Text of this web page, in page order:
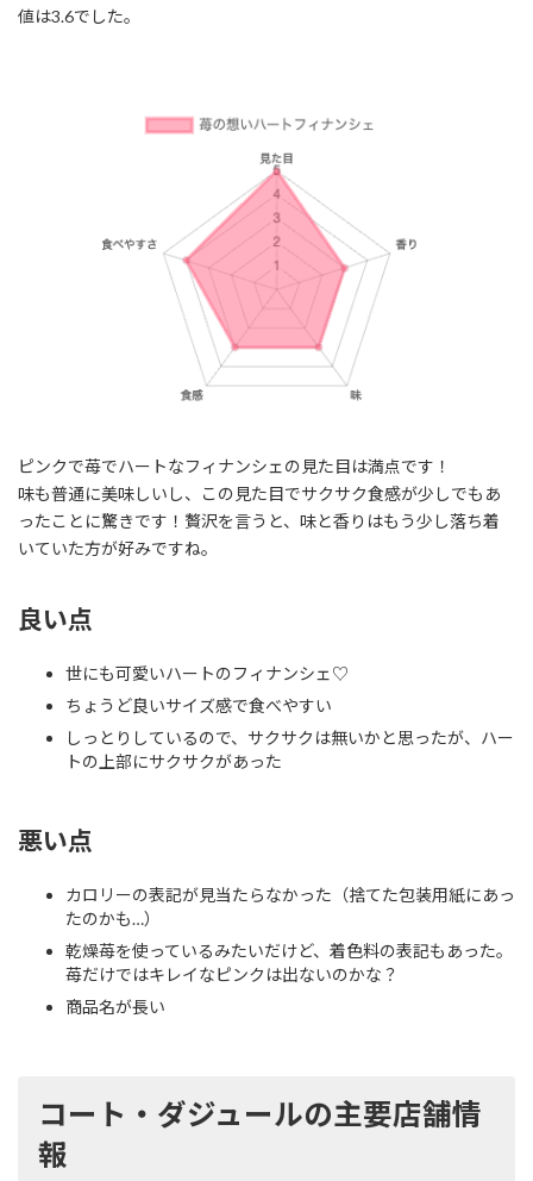
値は3.6でした。
ピンクで苺でハートなフィナンシェの見た目は満点です！
味も普通に美味しいし、この見た目でサクサク食感が少しでもあ
ったことに驚きです！贅沢を言うと、味と香りはもう少し落ち着
いていた方が好みですね。
良い点
世にも可愛いハートのフィナンシェ♡
ちょうど良いサイズ感で食べやすい
しっとりしているので、サクサクは無いかと思ったが、ハー
トの上部にサクサクがあった
悪い点
カロリーの表記が見当たらなかった（捨てた包装用紙にあっ
たのかも…）
乾燥苺を使っているみたいだけど、着色料の表記もあった。
苺だけではキレイなピンクは出ないのかな？
商品名が長い
コート・ダジュールの主要店舗情
報